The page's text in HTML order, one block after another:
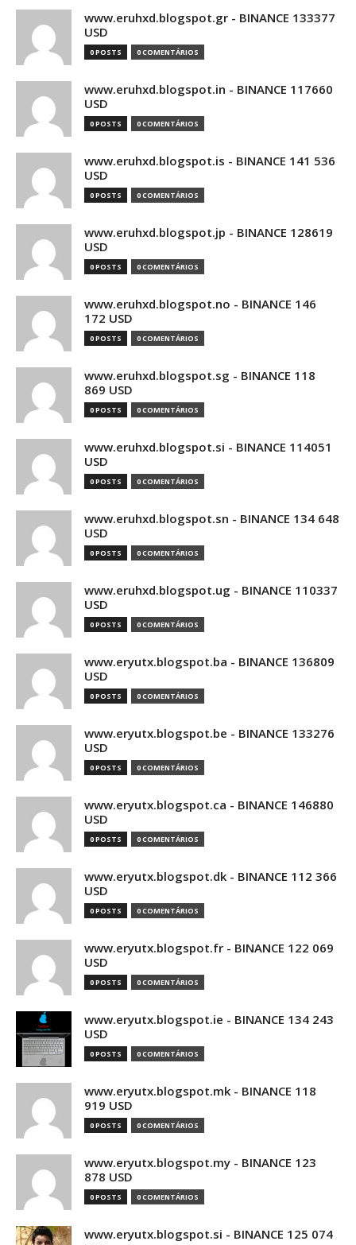
www.eruhxd.blogspot.gr - BINANCE 133377
USD
0 POSTS 0 COMENTÁRIOS
www.eruhxd.blogspot.in - BINANCE 117660
USD
0 POSTS 0 COMENTÁRIOS
www.eruhxd.blogspot.is - BINANCE 141 536
USD
0 POSTS 0 COMENTÁRIOS
www.eruhxd.blogspot.jp - BINANCE 128619
USD
0 POSTS 0 COMENTÁRIOS
www.eruhxd.blogspot.no - BINANCE 146
172 USD
0 POSTS 0 COMENTÁRIOS
www.eruhxd.blogspot.sg - BINANCE 118
869 USD
0 POSTS 0 COMENTÁRIOS
www.eruhxd.blogspot.si - BINANCE 114051
USD
0 POSTS 0 COMENTÁRIOS
www.eruhxd.blogspot.sn - BINANCE 134 648
USD
0 POSTS 0 COMENTÁRIOS
www.eruhxd.blogspot.ug - BINANCE 110337
USD
0 POSTS 0 COMENTÁRIOS
www.eryutx.blogspot.ba - BINANCE 136809
USD
0 POSTS 0 COMENTÁRIOS
www.eryutx.blogspot.be - BINANCE 133276
USD
0 POSTS 0 COMENTÁRIOS
www.eryutx.blogspot.ca - BINANCE 146880
USD
0 POSTS 0 COMENTÁRIOS
www.eryutx.blogspot.dk - BINANCE 112 366
USD
0 POSTS 0 COMENTÁRIOS
www.eryutx.blogspot.fr - BINANCE 122 069
USD
0 POSTS 0 COMENTÁRIOS
www.eryutx.blogspot.ie - BINANCE 134 243
USD
0 POSTS 0 COMENTÁRIOS
www.eryutx.blogspot.mk - BINANCE 118
919 USD
0 POSTS 0 COMENTÁRIOS
www.eryutx.blogspot.my - BINANCE 123
878 USD
0 POSTS 0 COMENTÁRIOS
www.eryutx.blogspot.si - BINANCE 125 074